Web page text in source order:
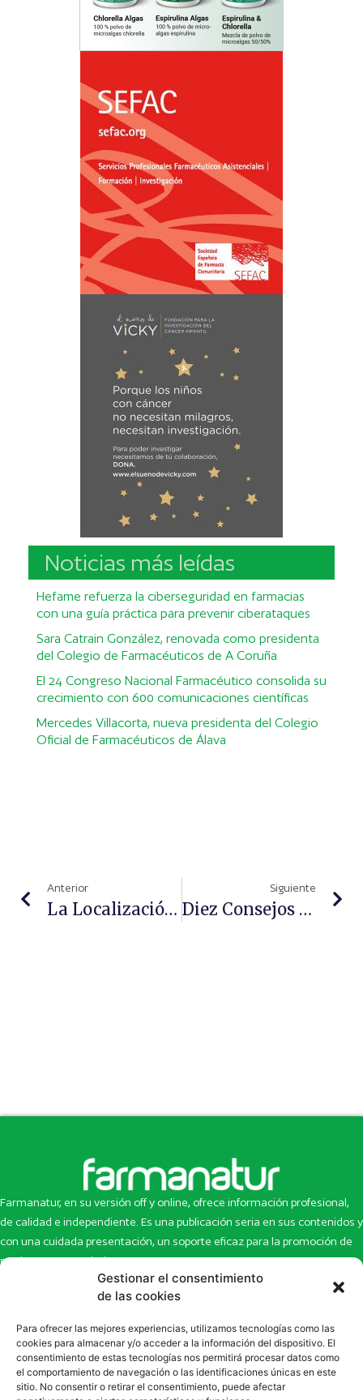
Gestionar el consentimiento
de las cookies
Para ofrecer las mejores experiencias, utilizamos tecnologías como las
cookies para almacenar y/o acceder a la información del dispositivo. El
consentimiento de estas tecnologías nos permitirá procesar datos como
el comportamiento de navegación o las identificaciones únicas en este
sitio. No consentir o retirar el consentimiento, puede afectar
Noticias más leídas
Hefame refuerza la ciberseguridad en farmacias
con una guía práctica para prevenir ciberataques
Sara Catrain González, renovada como presidenta
del Colegio de Farmacéuticos de A Coruña
El 24 Congreso Nacional Farmacéutico consolida su
crecimiento con 600 comunicaciones científicas
Mercedes Villacorta, nueva presidenta del Colegio
Oficial de Farmacéuticos de Álava
Anterior
La Localización Del Cáncer Colorrectal Afecta A Su Pronóstico Y Evolución
Siguiente
Diez Consejos Ante La Llegada De Los Piojos
Farmanatur, en su versión off y online, ofrece información profesional,
de calidad e independiente. Es una publicación seria en sus contenidos y
con una cuidada presentación, un soporte eficaz para la promoción de
productos y novedades.
Inicio
Newsletter
Eco Multimedia
Contacto
Artículos
Escaparate
Enlaces de interés
SUSCRÍBETE A NUESTRO NEWSLETTER